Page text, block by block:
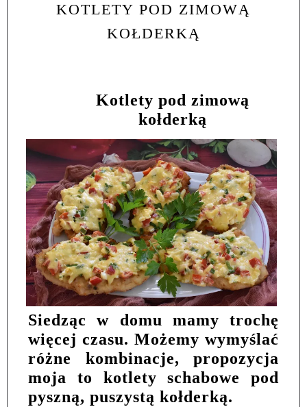
KOTLETY POD ZIMOWĄ
KOŁDERKĄ
Kotlety pod zimową
kołderką
Siedząc w domu mamy trochę
więcej czasu. Możemy wymyślać
różne kombinacje, propozycja
moja to kotlety schabowe pod
pyszną, puszystą kołderką.